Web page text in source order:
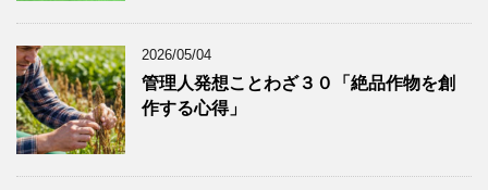
2026/05/04
管理人発想ことわざ３０「絶品作物を創
作する心得」